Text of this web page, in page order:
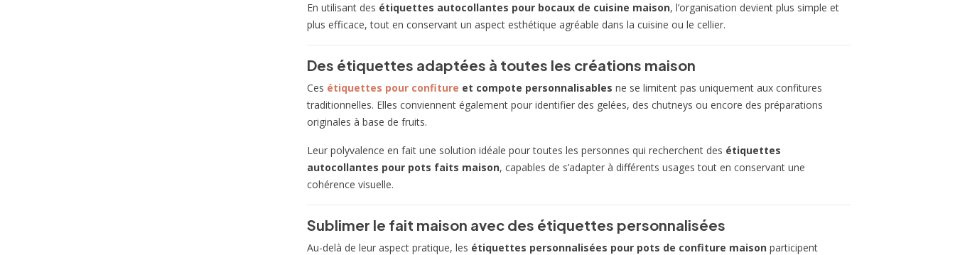
En utilisant des étiquettes autocollantes pour bocaux de cuisine maison, l’organisation devient plus simple et
plus efficace, tout en conservant un aspect esthétique agréable dans la cuisine ou le cellier.
Des étiquettes adaptées à toutes les créations maison
Ces étiquettes pour confiture et compote personnalisables ne se limitent pas uniquement aux confitures
traditionnelles. Elles conviennent également pour identifier des gelées, des chutneys ou encore des préparations
originales à base de fruits.
Leur polyvalence en fait une solution idéale pour toutes les personnes qui recherchent des étiquettes
autocollantes pour pots faits maison, capables de s’adapter à différents usages tout en conservant une
cohérence visuelle.
Sublimer le fait maison avec des étiquettes personnalisées
Au-delà de leur aspect pratique, les étiquettes personnalisées pour pots de confiture maison participent